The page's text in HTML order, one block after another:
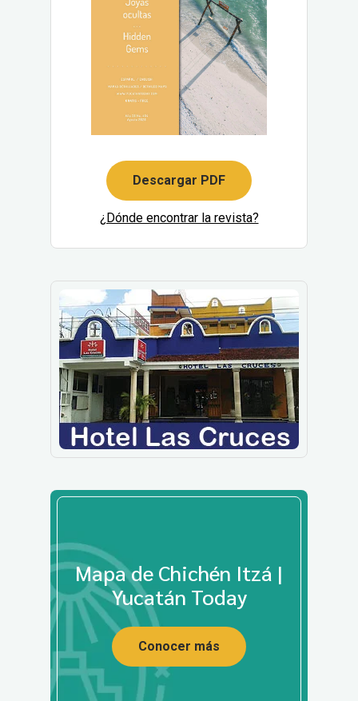
Descargar PDF
¿Dónde encontrar la revista?
Mapa de Chichén Itzá |
Yucatán Today
Conocer más